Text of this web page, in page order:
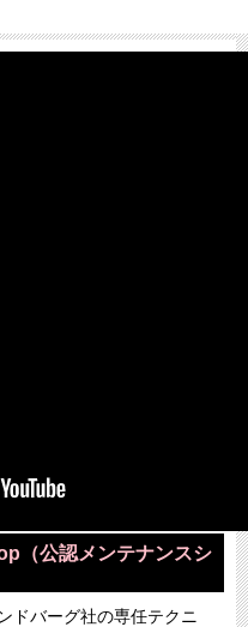
（公認メンテナンスシ
ドバーグ社の専任テクニ